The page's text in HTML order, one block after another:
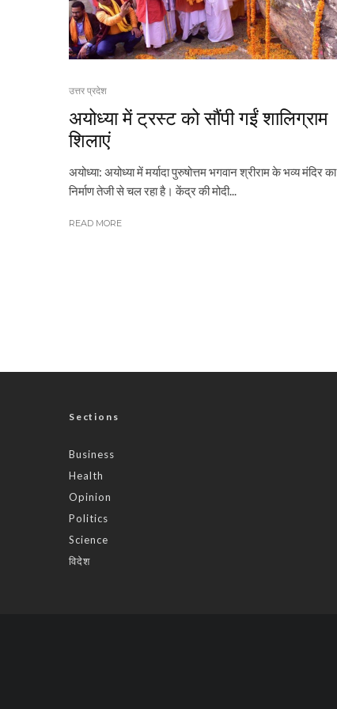
उत्तर प्रदेश
अयोध्या में ट्रस्ट को सौंपी गईं शालिग्राम
शिलाएं
अयोध्या: अयोध्या में मर्यादा पुरुषोत्तम भगवान श्रीराम के भव्य मंदिर का
निर्माण तेजी से चल रहा है। केंद्र की मोदी...
READ MORE
Sections
Business
Health
Opinion
Politics
Science
विदेश